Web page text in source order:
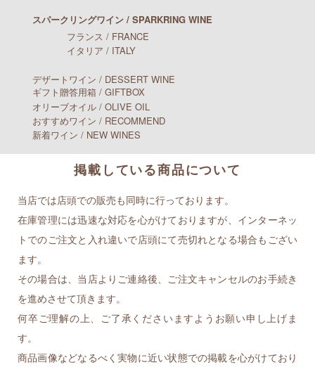
スパークリングワイン / SPARKRING WINE
フランス / FRANCE
イタリア / ITALY
デザートワイン / DESSERT WINE
ギフト贈答用箱 / GIFTBOX
オリーブオイル / OLIVE OIL
おすすめワイン / RECOMMEND
新着ワイン / NEW WINES
掲載している商品について
当店では店頭での販売も同時に行っております。
在庫管理には迅速な対応を心がけておりますが、インターネッ
トでのご注文と入れ違いで店頭にて売切れとなる場合もござい
ます。
その場合は、当店よりご連絡後、ご注文キャンセルのお手続き
を進めさせて頂きます。
何卒ご理解の上、ご了承くださいますようお願い申し上げま
す。
商品画像などなるべく実物に近い状態での掲載を心がけており